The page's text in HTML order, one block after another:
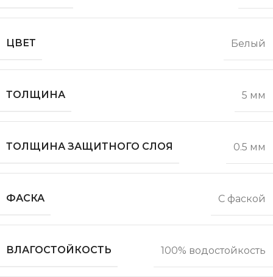
ЦВЕТ Белый
ТОЛЩИНА 5 мм
ТОЛЩИНА ЗАЩИТНОГО СЛОЯ 0.5 мм
ФАСКА С фаской
ВЛАГОСТОЙКОСТЬ 100% водостойкость